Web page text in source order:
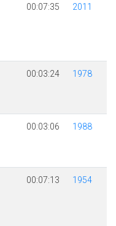
00:07:35 2011
00:03:24 1978
00:03:06 1988
00:07:13 1954